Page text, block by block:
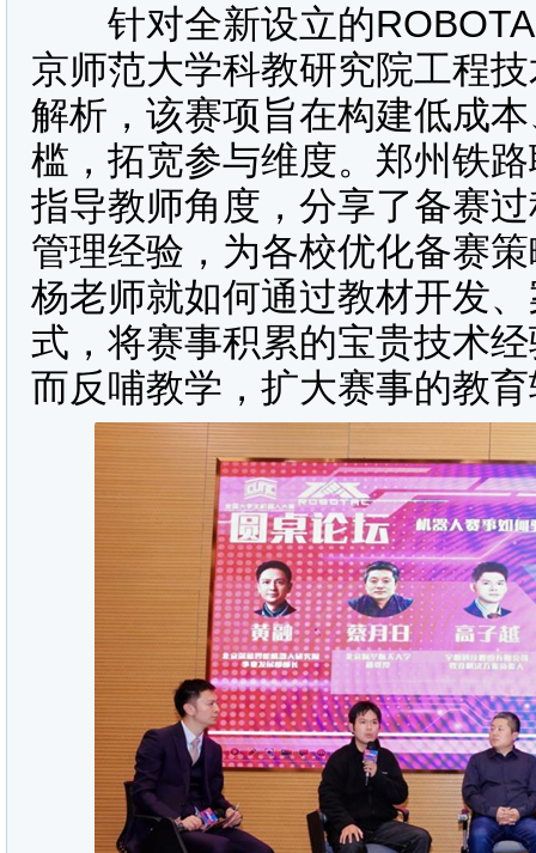
针对全新设立的
京师范大学科教研究院工程
解析，该赛项旨在构建低成
槛，拓宽参与维度。郑州铁
指导教师角度，分享了备赛
管理经验，为各校优化备赛
杨老师就如何通过教材开发
式，将赛事积累的宝贵技术
而反哺教学，扩大赛事的教